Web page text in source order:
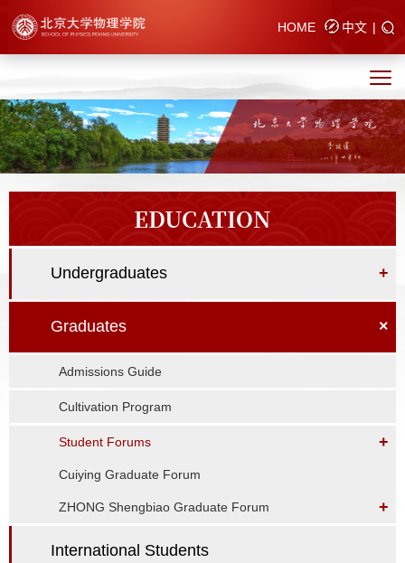
HOME 中文 |
EDUCATION
Undergraduates +
Graduates ×
Admissions Guide
Cultivation Program
Student Forums +
Cuiying Graduate Forum
ZHONG Shengbiao Graduate Forum +
International Students